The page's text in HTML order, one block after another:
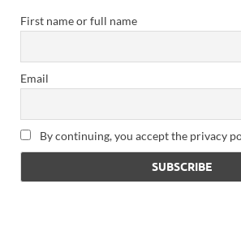
First name or full name
Email
By continuing, you accept the privacy